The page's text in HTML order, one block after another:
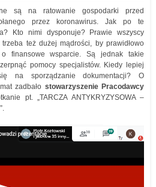
są na ratowanie gospodarki przed
przez koronawirus. Jak po te
Kto nimi dysponuje? Prawie wszyscy
też dużej mądrości, by prawidłowo
o finansowe wsparcie. Są jednak takie
pomocy specjalistów. Kiedy lepiej
na sporządzanie dokumentacji? O
zadbało stowarzyszenie Pracodawcy
pt. „TARCZA ANTYKRYZYSOWA –